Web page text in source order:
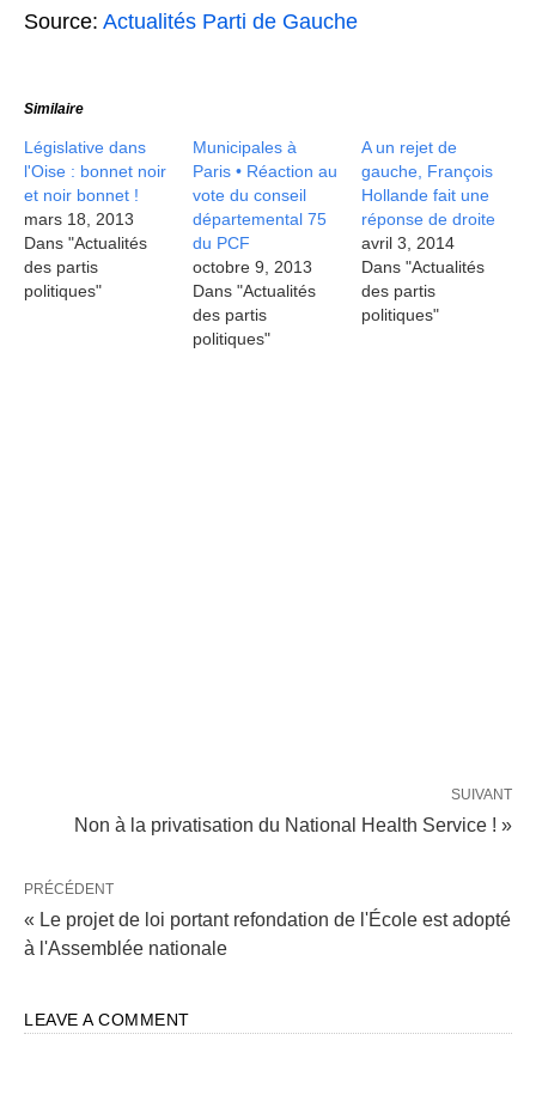
Source: Actualités Parti de Gauche
Similaire
Législative dans
l'Oise : bonnet noir
et noir bonnet !
mars 18, 2013
Dans "Actualités
des partis
politiques"
Municipales à
Paris • Réaction au
vote du conseil
départemental 75
du PCF
octobre 9, 2013
Dans "Actualités
des partis
politiques"
A un rejet de
gauche, François
Hollande fait une
réponse de droite
avril 3, 2014
Dans "Actualités
des partis
politiques"
SUIVANT
Non à la privatisation du National Health Service ! »
PRÉCÉDENT
« Le projet de loi portant refondation de l'École est adopté
à l'Assemblée nationale
LEAVE A COMMENT